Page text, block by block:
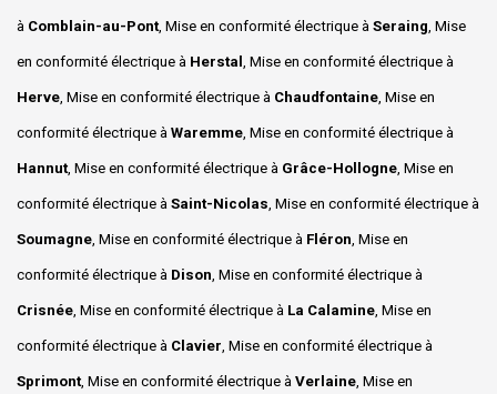
à Comblain-au-Pont, Mise en conformité électrique à Seraing, Mise
en conformité électrique à Herstal , Mise en conformité électrique à
Herve, Mise en conformité électrique à Chaudfontaine, Mise en
conformité électrique à Waremme, Mise en conformité électrique à
Hannut, Mise en conformité électrique à Grâce-Hollogne, Mise en
conformité électrique à Saint-Nicolas, Mise en conformité électrique à
Soumagne, Mise en conformité électrique à Fléron, Mise en
conformité électrique à Dison, Mise en conformité électrique à
Crisnée, Mise en conformité électrique à La Calamine, Mise en
conformité électrique à Clavier, Mise en conformité électrique à
Sprimont, Mise en conformité électrique à Verlaine, Mise en